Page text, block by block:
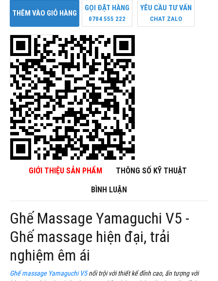
THÊM VÀO GIỎ HÀNG
GỌI ĐẶT HÀNG
0704 555 222
YÊU CẦU TƯ VẤN
CHAT ZALO
GIỚI THIỆU SẢN PHẨM THÔNG SỐ KỸ THUẬT
BÌNH LUẬN
Ghế Massage Yamaguchi V5 -
Ghế massage hiện đại, trải
nghiệm êm ái
Ghế massage Yamaguchi V5nổi trội với thiết kế đỉnh cao, ấn tượng với